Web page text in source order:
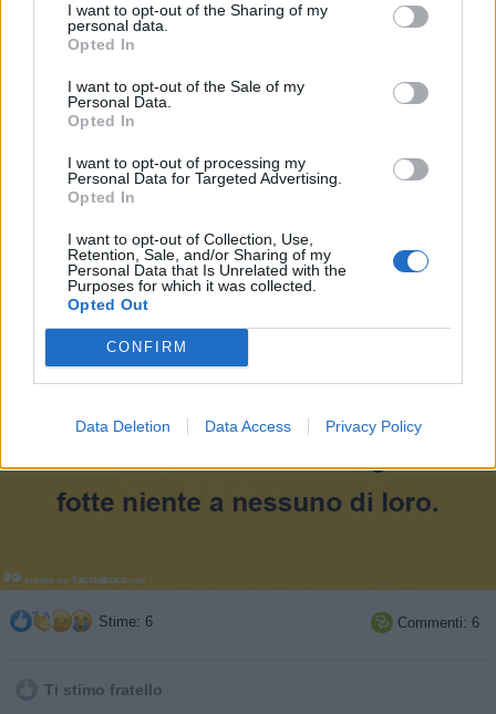
I want to opt-out of the Sharing of my
personal data.
Opted In
I want to opt-out of the Sale of my
Personal Data.
Opted In
I want to opt-out of processing my
Personal Data for Targeted Advertising.
Opted In
I want to opt-out of Collection, Use,
Retention, Sale, and/or Sharing of my
Personal Data that Is Unrelated with the
Purposes for which it was collected.
Opted Out
CONFIRM
Data Deletion Data Access Privacy Policy
ColosseoQuadrato:A Natale le donava ai colleghi
2 Luglio alle ore 07:04
Pastafariano livello 10
29 Giugno- 5.991 visualizzazioni
Stime: 6  Commenti: 6
Ti stimo fratello